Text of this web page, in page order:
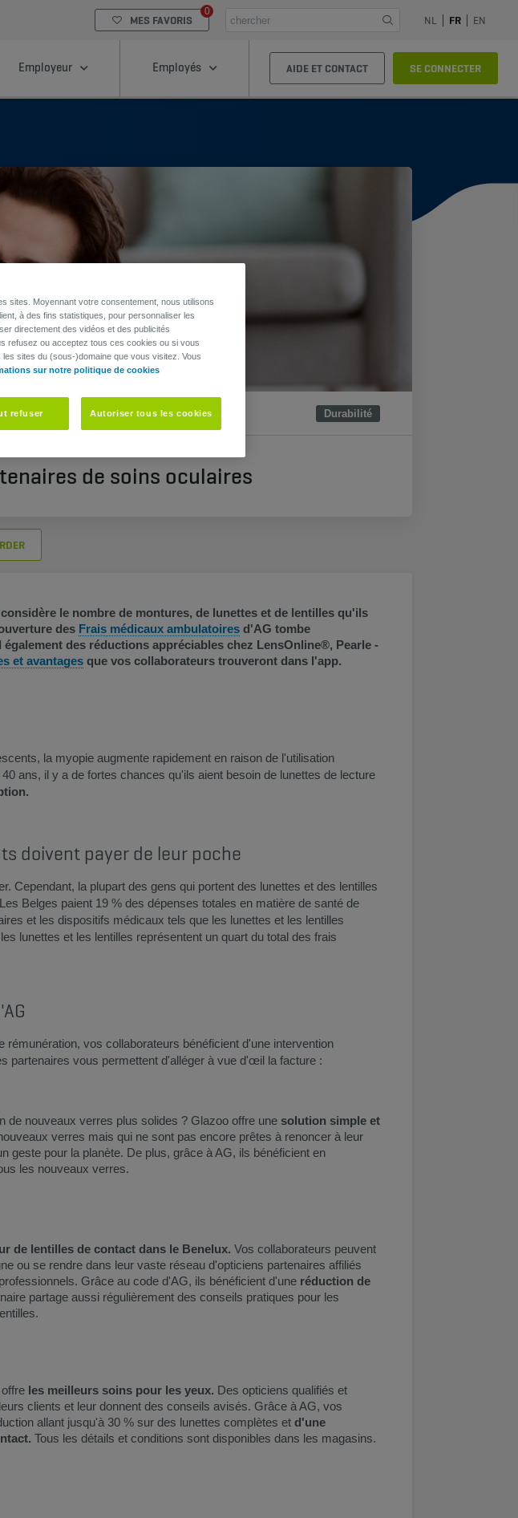
MES FAVORIS
0
NL FR EN
Employeur Employés AIDE ET CONTACT SE CONNECTER
Durabilité
de soins oculaires
le nombre de montures, de lunettes et de lentilles qu'ils
des Frais médicaux ambulatoires d'AG tombe
des réductions appréciables chez LensOnline®, Pearle -
et avantages​ que vos collaborateurs trouveront dans l'app.
la myopie augmente rapidement en raison de l'utilisation
ans, il y a de fortes chances qu'ils aient besoin de lunettes de lecture
doivent payer de leur poche
Cependant, la plupart des gens qui portent des lunettes et des lentilles
Les Belges paient 19 % des dépenses totales en matière de santé de
et les dispositifs médicaux tels que les lunettes et les lentilles
lunettes et les lentilles représentent un quart du total des frais
rémunération, vos collaborateurs bénéficient d'une intervention
partenaires vous permettent d'alléger à vue d'œil la facture :
de nouveaux verres plus solides ? Glazoo offre une solution simple et
verres mais qui ne sont pas encore prêtes à renoncer à leur
geste pour la planète. De plus, grâce à AG, ils bénéficient en
les nouveaux verres.
de lentilles de contact dans le Benelux. Vos collaborateurs peuvent
ou se rendre dans leur vaste réseau d'opticiens partenaires affiliés
Grâce au code d'AG, ils bénéficient d'une réduction de
partage aussi régulièrement des conseils pratiques pour les
les meilleurs soins pour les yeux. Des opticiens qualifiés et
clients et leur donnent des conseils avisés. Grâce à AG, vos
allant jusqu'à 30 % sur des lunettes complètes et d'une
Tous les détails et conditions sont disponibles dans les magasins.
sites. Moyennant votre consentement, nous utilisons
à des fins statistiques, pour personnaliser les
directement des vidéos et des publicités
refusez ou acceptez tous ces cookies ou si vous
sites du (sous-)domaine que vous visitez. Vous
sur notre politique de cookies
refuser Autoriser tous les cookies